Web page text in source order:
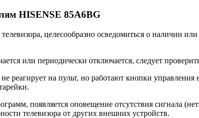
HISENSE 85A6BG
целесообразно осведомиться о наличии
или периодически отключается, следует
реагирует на пульт, но работают кнопки управления
появляется оповещение отсутствия сигнала
телевизора от других внешних устройств.